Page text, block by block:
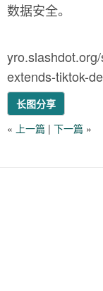
数据安全。
extends-tiktok-
长图分享
« 上一篇 | 下一篇 »